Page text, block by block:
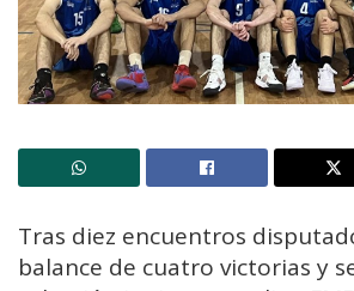
Tras diez encuentros
balance de cuatro victorias y